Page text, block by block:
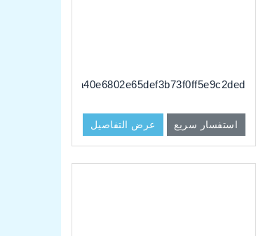
dg#3aa40e6802e65def3b73f0ff5e9c2ded
استفسار سريع عرض التفاصيل